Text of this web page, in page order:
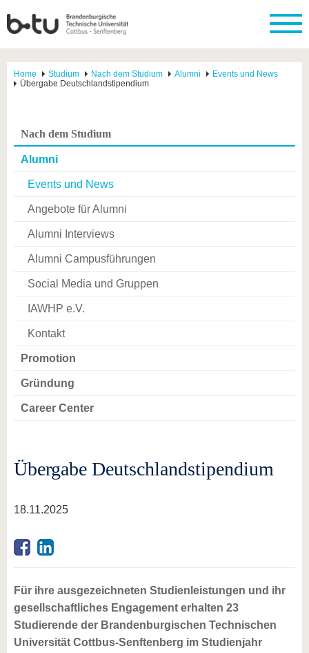
Home Studium Nach dem Studium Alumni
Events und News
Übergabe Deutschlandstipendium
Nach dem Studium
Alumni
Events und News
Angebote für Alumni
Alumni Interviews
Alumni Campusführungen
Social Media und Gruppen
IAWHP e.V.
Kontakt
Promotion
Gründung
Career Center
Übergabe Deutschlandstipendium
18.11.2025
Für ihre ausgezeichneten Studienleistungen und ihr
gesellschaftliches Engagement erhalten 23
Studierende der Brandenburgischen Technischen
Universität Cottbus-Senftenberg im Studienjahr